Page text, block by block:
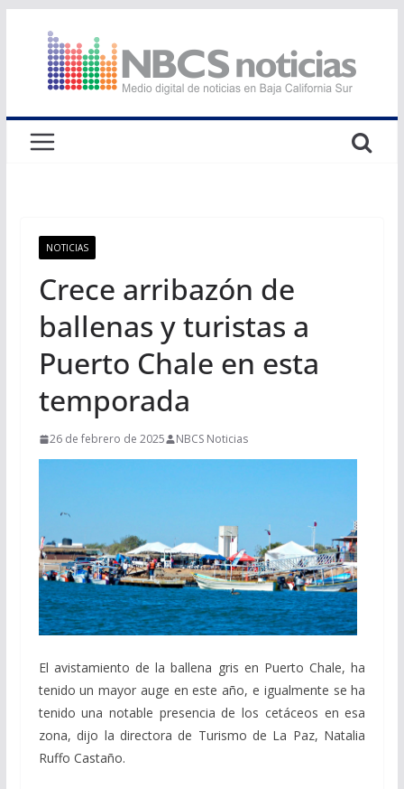
contenido
NOTICIAS
Crece arribazón de
ballenas y turistas a
Puerto Chale en esta
temporada
26 de febrero de 2025 NBCS Noticias
El avistamiento de la ballena gris en Puerto Chale, ha
tenido un mayor auge en este año, e igualmente se ha
tenido una notable presencia de los cetáceos en esa
zona, dijo la directora de Turismo de La Paz, Natalia
Ruffo Castaño.